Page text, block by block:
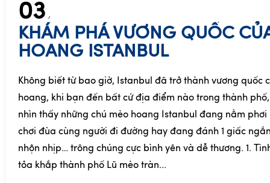
03
KHÁM PHÁ VƯƠNG QUỐC
HOANG ISTANBUL
Không biết từ bao giờ, Istanbul đã trở thành vương quốc
hoang, khi bạn đến bất cứ địa điểm nào trong thành
nhìn thấy những chú mèo hoang Istanbul đang nằm
chơi đùa cùng người đi đường hay đang đánh 1 giấc
nhộn nhịp… trông chúng cực bình yên và dễ thương. 1.
tỏa khắp thành phố Lũ mèo tràn...